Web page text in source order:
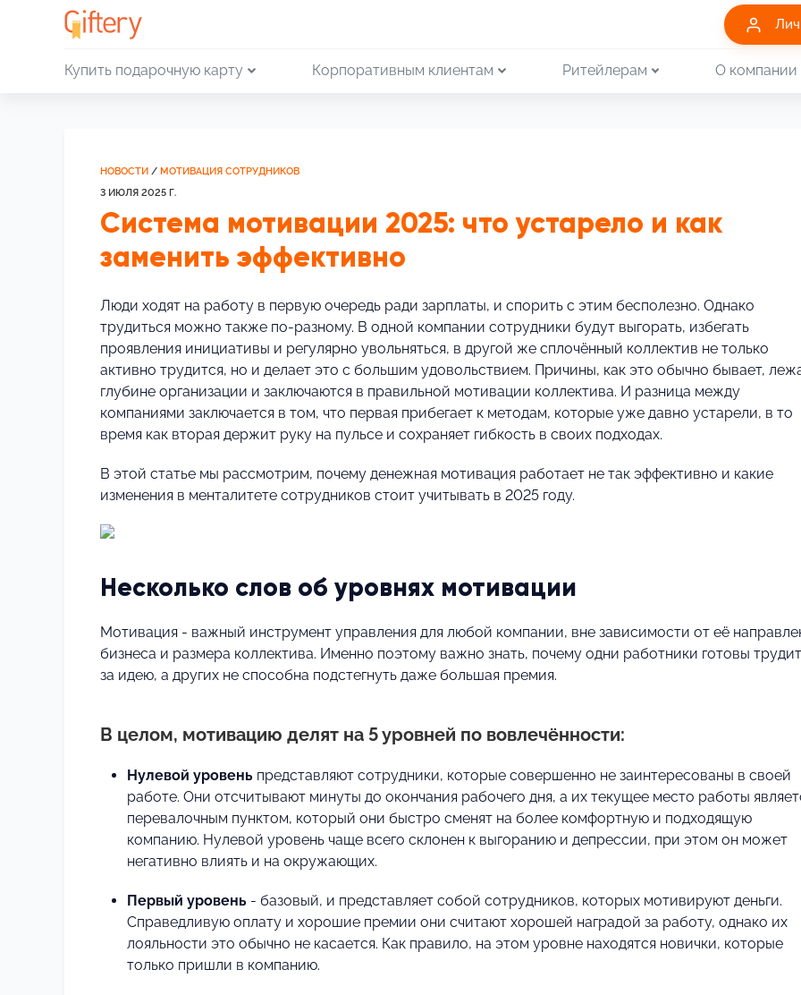
Купить подарочную карту Корпоративным клиентам Ритейлерам О компании
НОВОСТИ / МОТИВАЦИЯ СОТРУДНИКОВ
3 ИЮЛЯ 2025 Г.
Система мотивации 2025: что устарело и как
заменить эффективно
Люди ходят на работу в первую очередь ради зарплаты, и спорить с этим бесполезно. Однако
трудиться можно также по-разному. В одной компании сотрудники будут выгорать, избегать
проявления инициативы и регулярно увольняться, в другой же сплочённый коллектив не только
активно трудится, но и делает это с большим удовольствием. Причины, как это обычно бывает,
глубине организации и заключаются в правильной мотивации коллектива. И разница между
компаниями заключается в том, что первая прибегает к методам, которые уже давно устарели, в то
время как вторая держит руку на пульсе и сохраняет гибкость в своих подходах.
В этой статье мы рассмотрим, почему денежная мотивация работает не так эффективно и какие
изменения в менталитете сотрудников стоит учитывать в 2025 году.
Несколько слов об уровнях мотивации
Мотивация - важный инструмент управления для любой компании, вне зависимости от её
бизнеса и размера коллектива. Именно поэтому важно знать, почему одни работники готовы
за идею, а других не способна подстегнуть даже большая премия.
В целом, мотивацию делят на 5 уровней по вовлечённости:
Нулевой уровень представляют сотрудники, которые совершенно не заинтересованы в своей
работе. Они отсчитывают минуты до окончания рабочего дня, а их текущее место работы
перевалочным пунктом, который они быстро сменят на более комфортную и подходящую
компанию. Нулевой уровень чаще всего склонен к выгоранию и депрессии, при этом он может
негативно влиять и на окружающих.
Первый уровень - базовый, и представляет собой сотрудников, которых мотивируют деньги.
Справедливую оплату и хорошие премии они считают хорошей наградой за работу, однако их
лояльности это обычно не касается. Как правило, на этом уровне находятся новички, которые
только пришли в компанию.